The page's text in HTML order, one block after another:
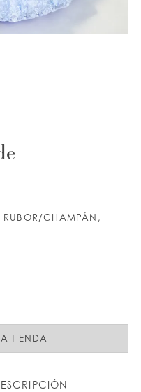
RUBOR/CHAMPÁN,
TIENDA